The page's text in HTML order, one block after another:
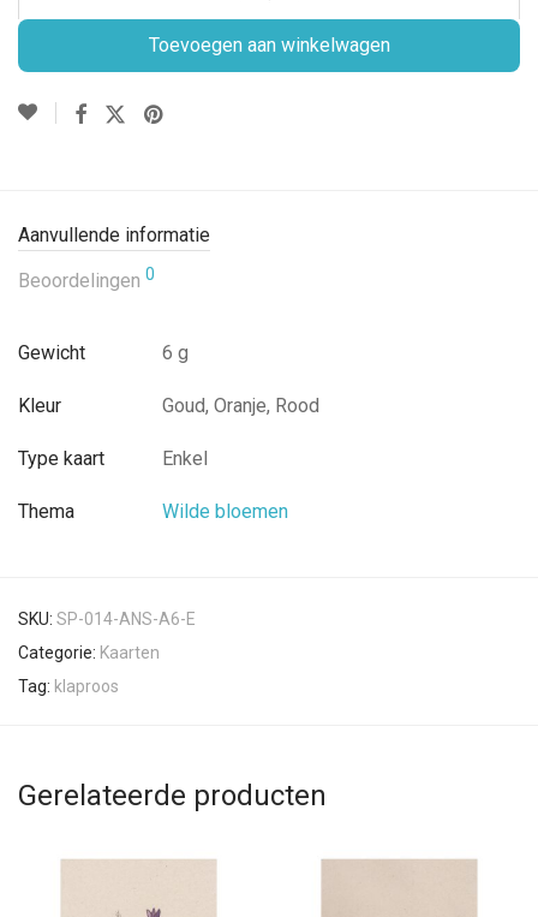
Toevoegen aan winkelwagen
Aanvullende informatie
Beoordelingen 0
Gewicht 6 g
Kleur Goud, Oranje, Rood
Type kaart Enkel
Thema Wilde bloemen
SKU: SP-014-ANS-A6-E
Categorie: Kaarten
Tag: klaproos
Gerelateerde producten